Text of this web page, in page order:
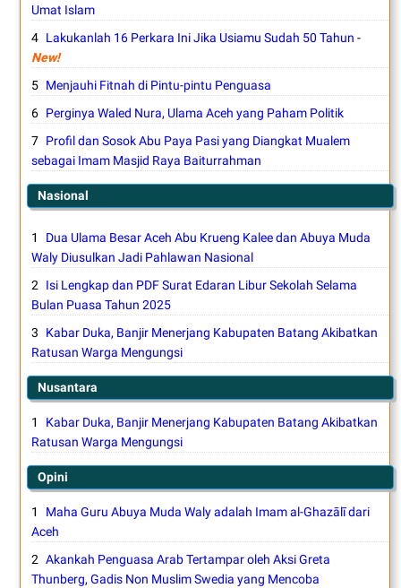
Umat Islam
Lakukanlah 16 Perkara Ini Jika Usiamu Sudah 50 Tahun -
New!
Menjauhi Fitnah di Pintu-pintu Penguasa
Perginya Waled Nura, Ulama Aceh yang Paham Politik
Profil dan Sosok Abu Paya Pasi yang Diangkat Mualem
sebagai Imam Masjid Raya Baiturrahman
Nasional
Dua Ulama Besar Aceh Abu Krueng Kalee dan Abuya Muda
Waly Diusulkan Jadi Pahlawan Nasional
Isi Lengkap dan PDF Surat Edaran Libur Sekolah Selama
Bulan Puasa Tahun 2025
Kabar Duka, Banjir Menerjang Kabupaten Batang Akibatkan
Ratusan Warga Mengungsi
Nusantara
Kabar Duka, Banjir Menerjang Kabupaten Batang Akibatkan
Ratusan Warga Mengungsi
Opini
Maha Guru Abuya Muda Waly adalah Imam al-Ghazālī dari
Aceh
Akankah Penguasa Arab Tertampar oleh Aksi Greta
Thunberg, Gadis Non Muslim Swedia yang Mencoba